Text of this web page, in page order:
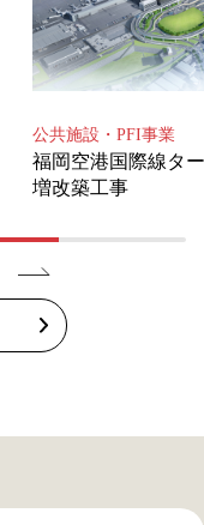
公共施設・PFI事業
福岡空港国際線タ
増改築工事